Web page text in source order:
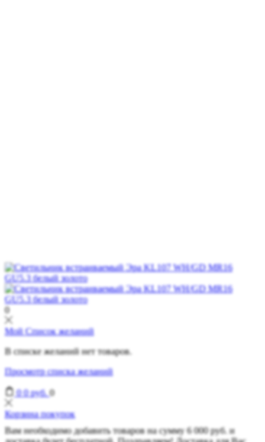
0
Мой Список желаний
В списке желаний нет товаров.
Просмотр списка желаний
00руб. 0
Корзина покупок
Вам необходимо добавить товаров на сумму6 000руб. и